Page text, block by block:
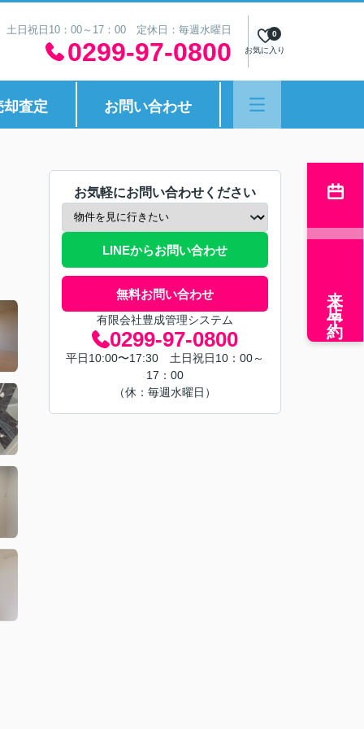
日祝日10：00～17：00 定休日：毎週水曜日
0299-97-0800 お気に入り
0
却査定 お問い合わせ
お気軽にお問い合わせください
LINEからお問い合わせ
無料お問い合わせ
有限会社豊成管理システム
0299-97-0800
平日10:00〜17:30 土日祝日10：00～
17：00
（休：毎週水曜日）
来店予約